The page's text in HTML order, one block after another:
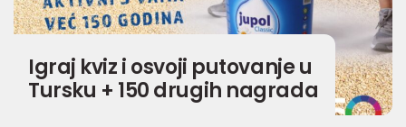
Igraj kviz i osvoji putovanje u
Tursku + 150 drugih nagrada